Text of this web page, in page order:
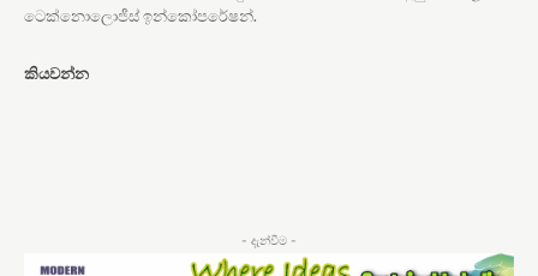
ටෙක්නොලොජීස් ඉන්කෝපරේෂන්.
කියවන්න
- දැන්වීම -